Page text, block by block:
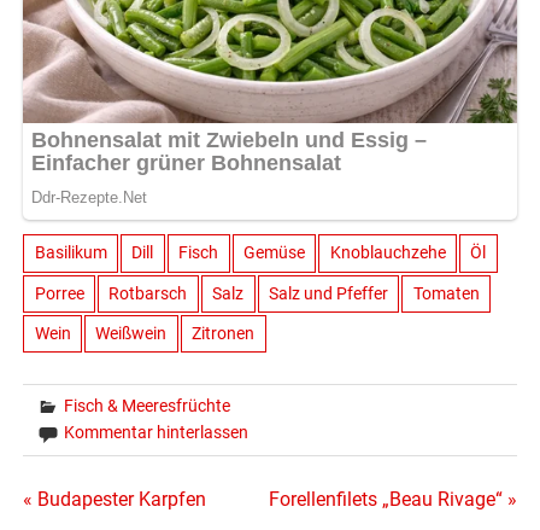
Basilikum Dill Fisch Gemüse Knoblauchzehe Öl
Porree Rotbarsch Salz Salz und Pfeffer Tomaten
Wein Weißwein Zitronen
Fisch & Meeresfrüchte
Kommentar hinterlassen
Beitragsnavigation
« Budapester Karpfen Forellenfilets „Beau Rivage“ »